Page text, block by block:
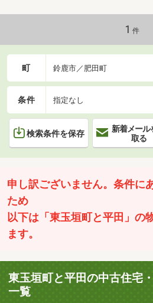
見るだけOK、聞くだけOK。実際に現
い。＝＝＝＝＝＝＝＝＝＝＝＝＝＝＝＝
1 件
町 鈴鹿市／肥田町
条件 指定なし
検索条件を保存
新着メール
取る
申し訳ございません。条件に
ため
以下は「東玉垣町と平田」の
ます。
東玉垣町と平田の中古住宅
一覧